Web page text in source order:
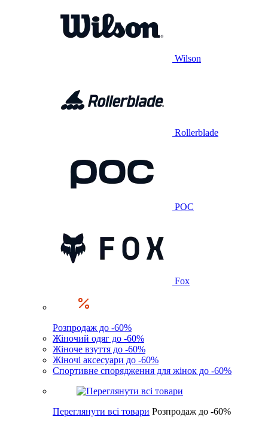
Wilson
Rollerblade
POC
Fox
Розпродаж до -60%
Жіночий одяг до -60%
Жіноче взуття до -60%
Жіночі аксесуари до -60%
Спортивне спорядження для жінок до -60%
Переглянути всі товари Розпродаж до -60%